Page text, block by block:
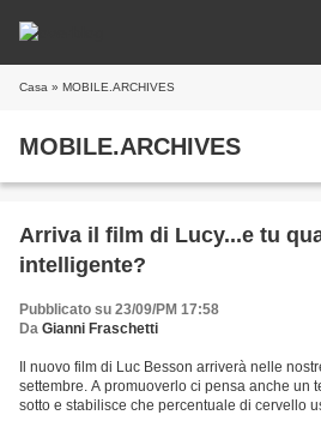
Casa » MOBILE.ARCHIVES
MOBILE.ARCHIVES
Arriva il film di Lucy...e tu
intelligente?
Pubblicato su 23/09/PM 17:58
Da Gianni Fraschetti
Il nuovo film di Luc Besson arriverà nelle
settembre. A promuoverlo ci pensa anche un
sotto e stabilisce che percentuale di cervello